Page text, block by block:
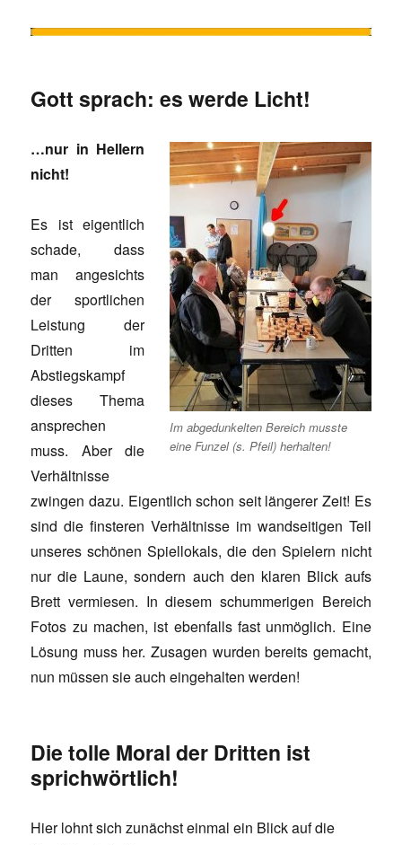
Gott sprach: es werde Licht!
Im abgedunkelten Bereich musste
eine Funzel (s. Pfeil) herhalten!
…nur in Hellern
nicht!
Es ist eigentlich
schade, dass
man angesichts
der sportlichen
Leistung der
Dritten im
Abstiegskampf
dieses Thema
ansprechen
muss. Aber die
Verhältnisse
zwingen dazu. Eigentlich schon seit längerer Zeit! Es
sind die finsteren Verhältnisse im wandseitigen Teil
unseres schönen Spiellokals, die den Spielern nicht
nur die Laune, sondern auch den klaren Blick aufs
Brett vermiesen. In diesem schummerigen Bereich
Fotos zu machen, ist ebenfalls fast unmöglich. Eine
Lösung muss her. Zusagen wurden bereits gemacht,
nun müssen sie auch eingehalten werden!
Die tolle Moral der Dritten ist
sprichwörtlich!
Hier lohnt sich zunächst einmal ein Blick auf die